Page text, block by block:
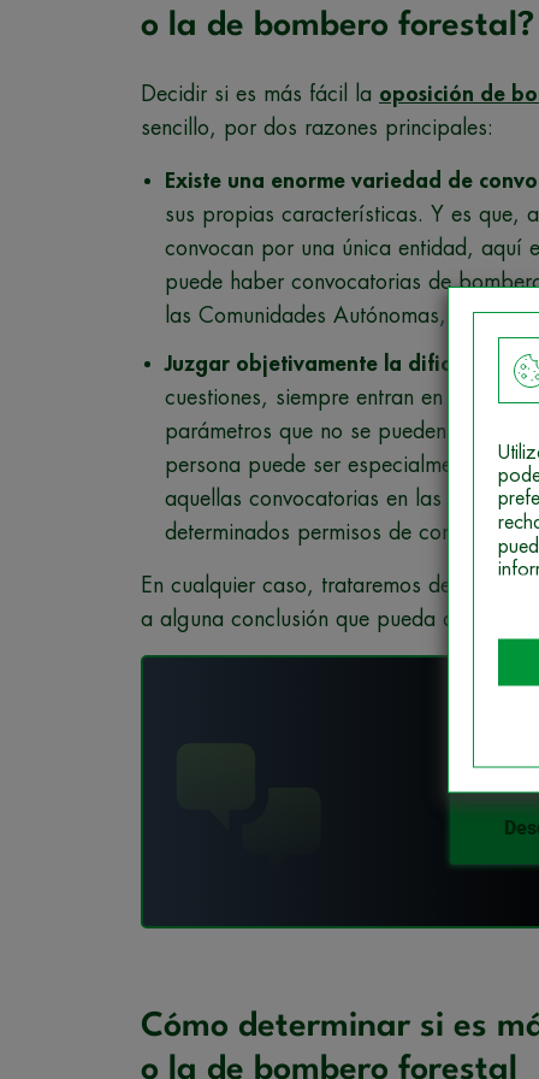
o la de bombero forestal?
Decidir si es más fácil la oposición de
sencillo, por dos razones principales:
Existe una enorme variedad de
sus propias características. Y es que,
convocan por una única entidad, aquí
puede haber convocatorias de
las Comunidades Autónomas,
Juzgar objetivamente la dificultad
cuestiones, siempre entran en juego
parámetros que no se pueden medir
persona puede ser especialmente
aquellas convocatorias en las que no
determinados permisos de conducir,
En cualquier caso, trataremos de fijarnos
a alguna conclusión que pueda ayudarte
Cómo determinar si es
o la de bombero forestal